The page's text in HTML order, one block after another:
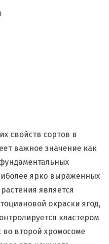
свойств сортов в
важное значение как
ярко выраженных
является
окраски ягод,
кластером
во второй хромосоме